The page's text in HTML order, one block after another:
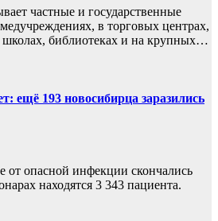
частные и государственные
в торговых центрах,
библиотеках и на крупных…
ещё 193 новосибирца заразились
от опасной инфекции скончались
находятся 3 343 пациента.